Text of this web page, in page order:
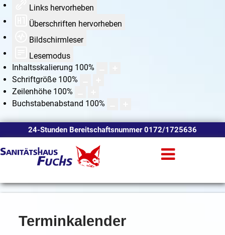
Links hervorheben
Überschriften hervorheben
Bildschirmleser
Lesemodus
Inhaltsskalierung 100%
Schriftgröße 100%
Zeilenhöhe 100%
Buchstabenabstand 100%
24-Stunden Bereitschaftsnummer 0172/1725636
Terminkalender